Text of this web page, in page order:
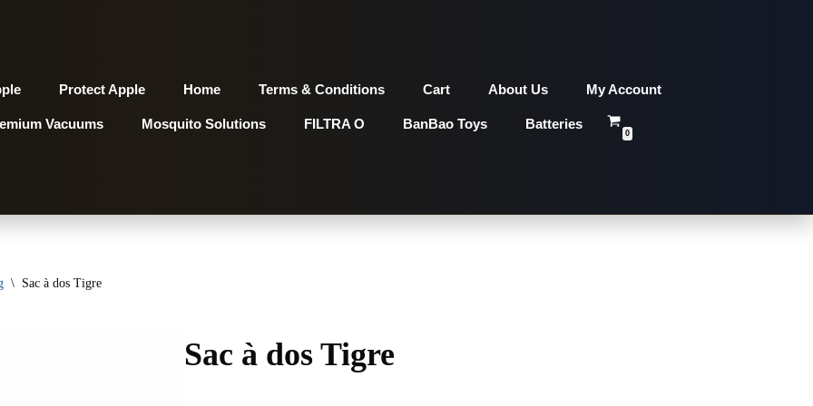
Protect Apple Home Terms & Conditions Cart About Us My Account
Vacuums Mosquito Solutions FILTRA O BanBao Toys Batteries
0
\ Sac à dos Tigre
Sac à dos Tigre